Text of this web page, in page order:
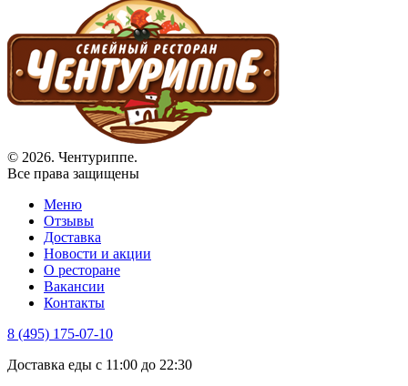
© 2026. Чентуриппе.
Все права защищены
Меню
Отзывы
Доставка
Новости и акции
О ресторане
Вакансии
Контакты
8 (495) 175-07-10
Доставка еды с 11:00 до 22:30